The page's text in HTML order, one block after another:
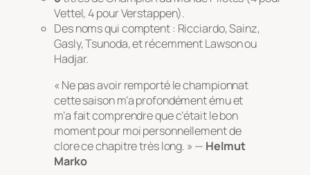
Vettel, 4 pour Verstappen).
Des noms qui comptent : Ricciardo, Sainz,
Gasly, Tsunoda, et récemment Lawson ou
Hadjar.
« Ne pas avoir remporté le championnat
cette saison m’a profondément ému et
m’a fait comprendre que c’était le bon
moment pour moi personnellement de
clore ce chapitre très long. » — Helmut
Marko